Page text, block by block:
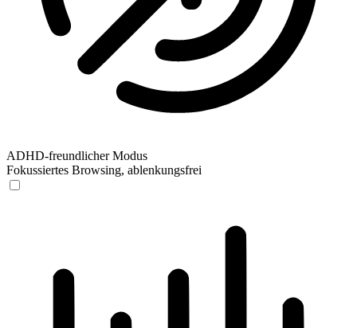
ADHD-freundlicher Modus
Fokussiertes Browsing, ablenkungsfrei